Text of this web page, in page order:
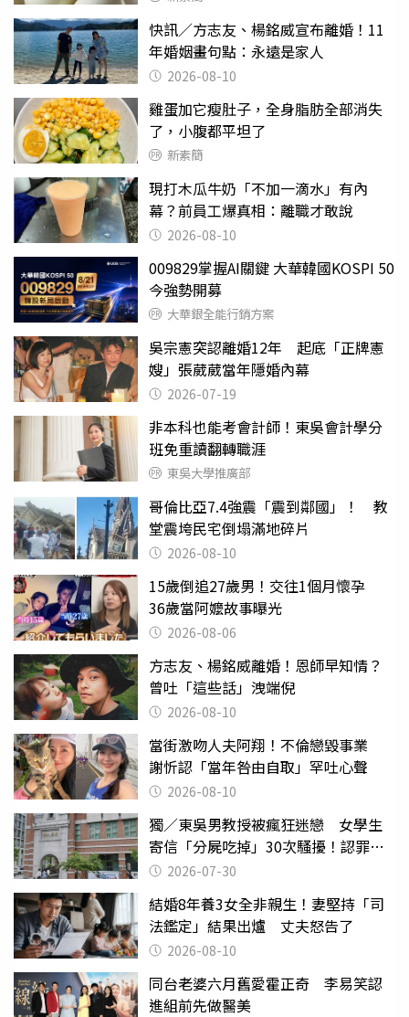
快訊／方志友、楊銘威宣布離婚！11
年婚姻畫句點：永遠是家人
2026-08-10
雞蛋加它瘦肚子，全身脂肪全部消失
了，小腹都平坦了
新素簡
現打木瓜牛奶「不加一滴水」有內
幕？前員工爆真相：離職才敢說
2026-08-10
009829掌握AI關鍵 大華韓國KOSPI 50
今強勢開募
大華銀全能行銷方案
吳宗憲突認離婚12年 起底「正牌憲
嫂」張葳葳當年隱婚內幕
2026-07-19
非本科也能考會計師！東吳會計學分
班免重讀翻轉職涯
東吳大學推廣部
哥倫比亞7.4強震「震到鄰國」！ 教
堂震垮民宅倒塌滿地碎片
2026-08-10
15歲倒追27歲男！交往1個月懷孕
36歲當阿嬤故事曝光
2026-08-06
方志友、楊銘威離婚！恩師早知情？
曾吐「這些話」洩端倪
2026-08-10
當街激吻人夫阿翔！不倫戀毀事業
謝忻認「當年咎由自取」罕吐心聲
2026-08-10
獨／東吳男教授被瘋狂迷戀 女學生
寄信「分屍吃掉」30次騷擾！認罪免
關 2026-07-30
結婚8年養3女全非親生！妻堅持「司
法鑑定」結果出爐 丈夫怒告了
2026-08-10
同台老婆六月舊愛霍正奇 李易笑認
進組前先做醫美